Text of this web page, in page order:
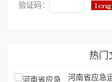
验证码：
热门
河南省应急